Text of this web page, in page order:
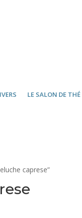
LE SALON DE THÉ
caprese”